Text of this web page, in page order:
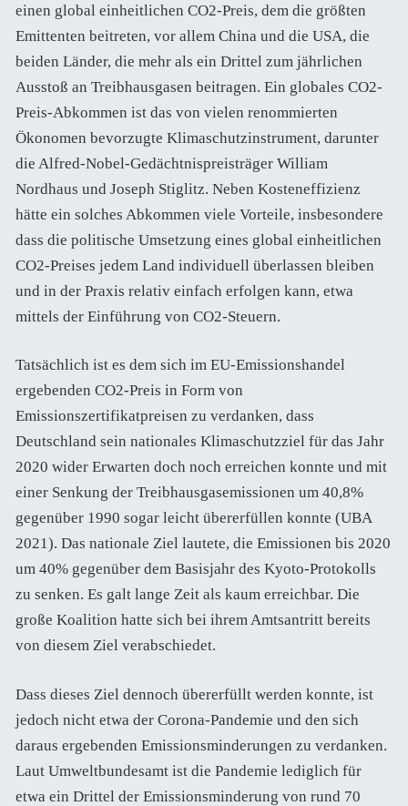
einen global einheitlichen CO2-Preis, dem die größten
Emittenten beitreten, vor allem China und die USA, die
beiden Länder, die mehr als ein Drittel zum jährlichen
Ausstoß an Treibhausgasen beitragen. Ein globales CO2-
Preis-Abkommen ist das von vielen renommierten
Ökonomen bevorzugte Klimaschutzinstrument, darunter
die Alfred-Nobel-Gedächtnispreisträger William
Nordhaus und Joseph Stiglitz. Neben Kosteneffizienz
hätte ein solches Abkommen viele Vorteile, insbesondere
dass die politische Umsetzung eines global einheitlichen
CO2-Preises jedem Land individuell überlassen bleiben
und in der Praxis relativ einfach erfolgen kann, etwa
mittels der Einführung von CO2-Steuern.
Tatsächlich ist es dem sich im EU-Emissionshandel
ergebenden CO2-Preis in Form von
Emissionszertifikatpreisen zu verdanken, dass
Deutschland sein nationales Klimaschutzziel für das Jahr
2020 wider Erwarten doch noch erreichen konnte und mit
einer Senkung der Treibhausgasemissionen um 40,8%
gegenüber 1990 sogar leicht übererfüllen konnte (UBA
2021). Das nationale Ziel lautete, die Emissionen bis 2020
um 40% gegenüber dem Basisjahr des Kyoto-Protokolls
zu senken. Es galt lange Zeit als kaum erreichbar. Die
große Koalition hatte sich bei ihrem Amtsantritt bereits
von diesem Ziel verabschiedet.
Dass dieses Ziel dennoch übererfüllt werden konnte, ist
jedoch nicht etwa der Corona-Pandemie und den sich
daraus ergebenden Emissionsminderungen zu verdanken.
Laut Umweltbundesamt ist die Pandemie lediglich für
etwa ein Drittel der Emissionsminderung von rund 70